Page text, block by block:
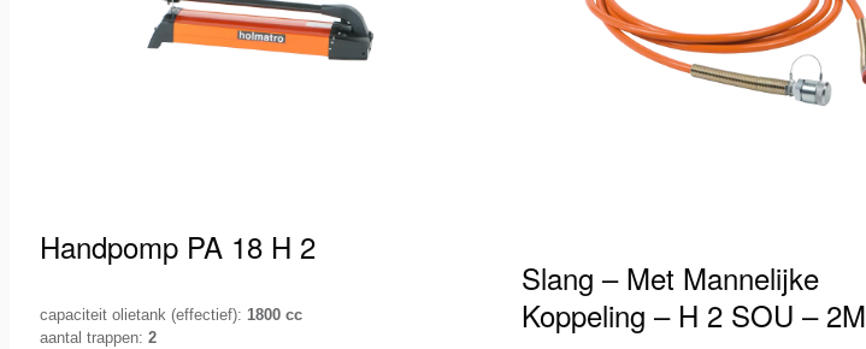
Handpomp PA 18 H 2
capaciteit olietank (effectief): 1800 cc
aantal trappen: 2
Slang – Met Mannelijke
Koppeling – H 2 SOU – 2M